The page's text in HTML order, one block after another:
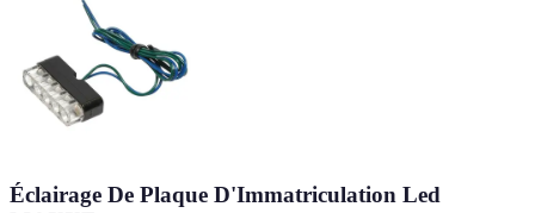
Éclairage De Plaque D'Immatriculation Led